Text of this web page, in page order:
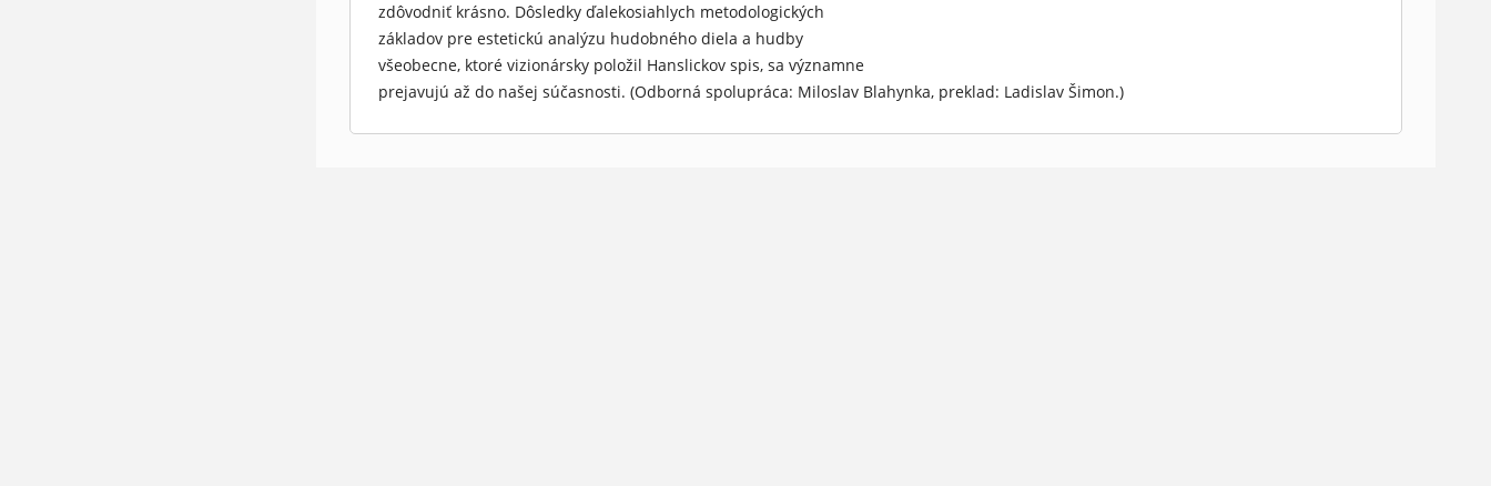
zdôvodniť krásno. Dôsledky ďalekosiahlych metodologických
základov pre estetickú analýzu hudobného diela a hudby
všeobecne, ktoré vizionársky položil Hanslickov spis, sa významne
prejavujú až do našej súčasnosti. (Odborná spolupráca: Miloslav Blahynka, preklad: Ladislav Šimon.)